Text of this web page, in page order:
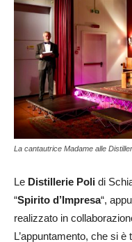
La cantautrice Madame alle
Le Distillerie Poli di
“Spirito d’Impresa“,
realizzato in
L’appuntamento, che si